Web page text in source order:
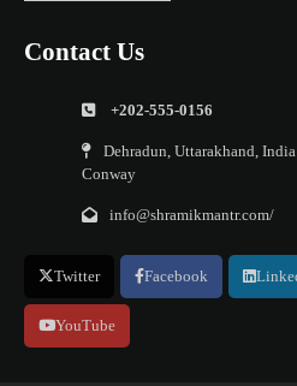
Contact Us
+202-555-0156
Dehradun, Uttarakhand, India
Conway
info@shramikmantr.com/
Twitter Facebook
YouTube